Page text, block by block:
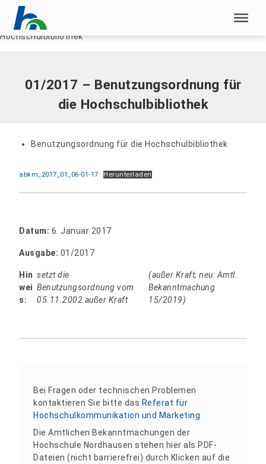
Menü überspringen
Menü überspringen
Home |Dokumente
01/2017 – Benutzungsordnung für die
Hochschulbibliothek
01/2017 – Benutzungsordnung für
die Hochschulbibliothek
Benutzungsordnung für die Hochschulbibliothek
abkm_2017_01_06-01-17 Herunterladen
Datum: 6. Januar 2017
Ausgabe: 01/2017
Hin
wei
s:
setzt die
Benutzungsordnung vom
05.11.2002 außer Kraft
(außer Kraft; neu: Amtl.
Bekanntmachung
15/2019)
Bei Fragen oder technischen Problemen
kontaktieren Sie bitte das Referat für
Hochschulkommunikation und Marketing
Die Amtlichen Bekanntmachungen der
Hochschule Nordhausen stehen hier als PDF-
Dateien (nicht barrierefrei) durch Klicken auf die